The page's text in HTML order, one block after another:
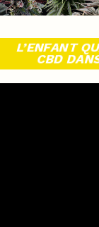
L’ENFANT
CBD